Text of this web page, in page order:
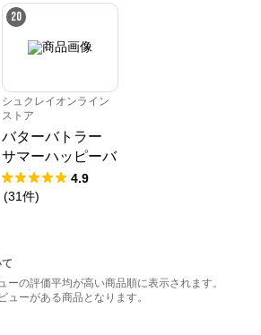
ーシール付き）
20
シュクレイオンライン
ストア
バターバトラー
サマーハッピーバ
ッグ2026 4.9
(31件)
ーの評価平均が高い商品順に表示されます。
ーがある商品となります。